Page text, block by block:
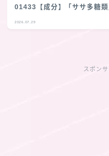
01433【成分】「ササ多糖
2026.07.29
スポン